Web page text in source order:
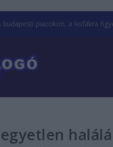
budapesti piacokon, a kofákra